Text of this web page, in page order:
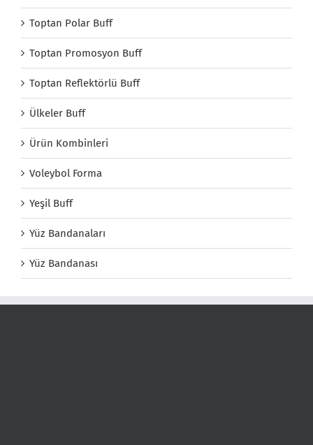
Toptan Polar Buff
Toptan Promosyon Buff
Toptan Reflektörlü Buff
Ülkeler Buff
Ürün Kombinleri
Voleybol Forma
Yeşil Buff
Yüz Bandanaları
Yüz Bandanası